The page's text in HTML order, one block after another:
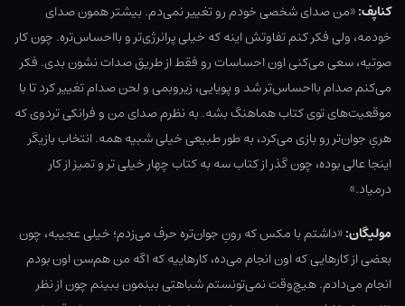
کناپف:«من صدای شخصی خودم رو تغییر نمی‌دم. بیشتر همون صدای
خودمه، ولی فکر کنم تفاوتش اینه که خیلی پرانرژی‌تر و بااحساس‌تره. چون کار
صوتیه، سعی می‌کنی اون احساسات رو فقط از طریق صدات نشون بدی. فکر
می‌کنم صدام بااحساس‌تر شد و پویایی، زیروبمی و لحن صدام تغییر کرد تا با
موقعیت‌های توی کتاب هماهنگ بشه. به نظرم صدای من و فرانکی تردوی که
هریِ جوان‌تر رو بازی می‌کرد، به طور طبیعی خیلی شبیه همه. انتخاب بازیگر
اینجا عالی بوده، چون گذر از کتاب سه به کتاب چهار خیلی تر و تمیز از کار
درمیاد.»
مولیگان:«داشتم با مکس که رونِ جوان‌تره حرف می‌زدم؛ خیلی عجیبه، چون
بعضی از کارهایی که اون انجام می‌ده، کارهاییه که اگه من هم‌سن اون بودم
انجام می‌دادم. هیچ‌وقت نمی‌تونستم شباهتی بینمون ببینم چون از نظر